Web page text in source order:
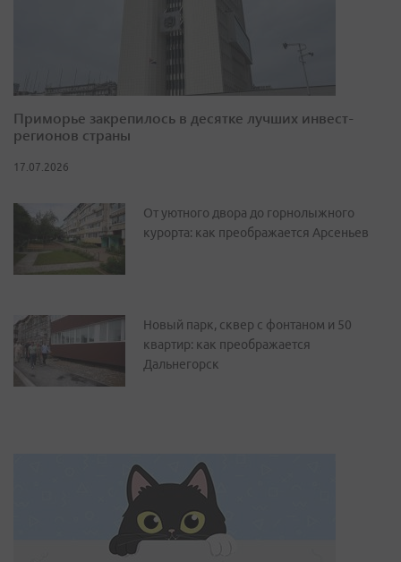
Приморье закрепилось в десятке лучших инвест-
регионов страны
17.07.2026
От уютного двора до горнолыжного
курорта: как преображается Арсеньев
Новый парк, сквер с фонтаном и 50
квартир: как преображается
Дальнегорск